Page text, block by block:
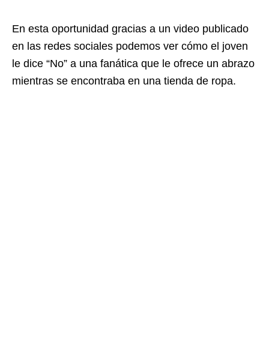
En esta oportunidad gracias a un video publicado
en las redes sociales podemos ver cómo el joven
le dice “No” a una fanática que le ofrece un abrazo
mientras se encontraba en una tienda de ropa.